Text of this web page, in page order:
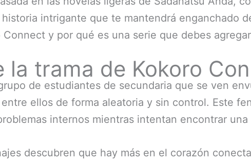
intrigante que te mantendrá enganchado
y por qué es una serie que debes
la trama de Kokoro
de estudiantes de secundaria que se ven
ellos de forma aleatoria y sin control. Este
internos mientras intentan encontrar
descubren que hay más en el corazón